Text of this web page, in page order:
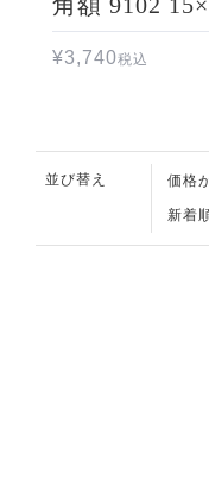
¥3,740税込
並び替え 価格
新着